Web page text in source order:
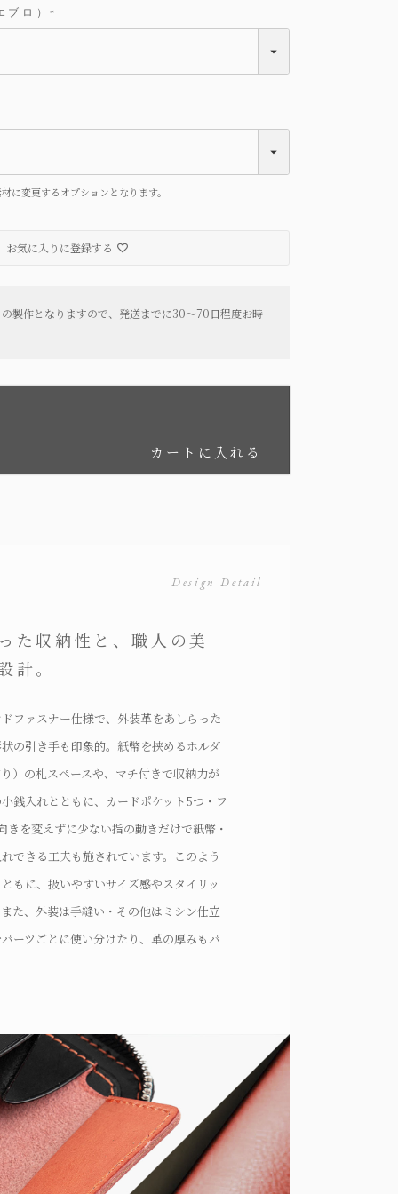
ブロ）
(
に変更するオプションとなります。
の製作となりますので、発送までに30～70日程度お時
お気に入りに登録する
カートに入れる
Design Detail
た収納性と、職人の美
計。
ファスナー仕様で、外装革をあしらった
の引き手も印象的。紙幣を挟めるホルダ
）の札スペースや、マチ付きで収納力が
銭入れとともに、カードポケット5つ・フ
きを変えずに少ない指の動きだけで紙幣・
できる工夫も施されています。このよう
もに、扱いやすいサイズ感やスタイリッ
た、外装は手縫い・その他はミシン仕立
ーツごとに使い分けたり、革の厚みもパ